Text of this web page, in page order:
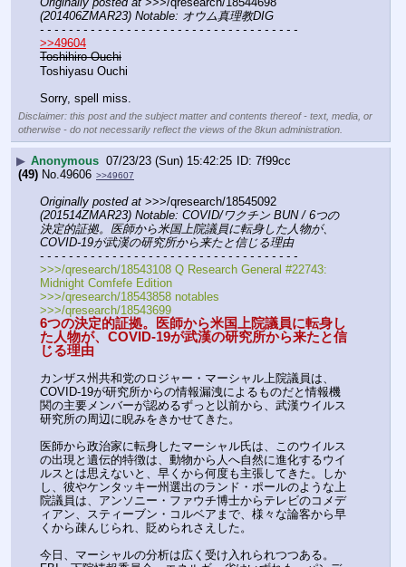
(201406ZMAR23) Notable: オウム真理教DIG
- - - - - - - - - - - - - - - - - - - - - - - - - - - - - - - - - - - -
>>49604
Toshihiro Ouchi
Toshiyasu Ouchi
Sorry, spell miss.
Disclaimer: this post and the subject matter and contents thereof - text, media, or
otherwise - do not necessarily reflect the views of the 8kun administration.
▶ Anonymous 07/23/23 (Sun) 15:42:25
7f99cc
(49) No.49606 >>49607
Originally posted at
(201514ZMAR23) Notable: COVID/ワクチン BUN / 6つの
決定的証拠。医師から米国上院議員に転身した人物が、
COVID-19が武漢の研究所から来たと信じる理由
- - - - - - - - - - - - - - - - - - - - - - - - - - - - - - - - - - - -
>>>/qresearch/18543108 Q Research General #22743:
Midnight Comfefe Edition
>>>/qresearch/18543858 notables
>>>/qresearch/18543699
6つの決定的証拠。医師から米国上院議員に転身し
た人物が、COVID-19が武漢の研究所から来たと信
じる理由
カンザス州共和党のロジャー・マーシャル上院議員は、
COVID-19が研究所からの情報漏洩によるものだと情報機
関の主要メンバーが認めるずっと以前から、武漢ウイルス
研究所の周辺に睨みをきかせてきた。
医師から政治家に転身したマーシャル氏は、このウイルス
の出現と遺伝的特徴は、動物から人へ自然に進化するウイ
ルスとは思えないと、早くから何度も主張してきた。しか
し、彼やケンタッキー州選出のランド・ポールのような上
院議員は、アンソニー・ファウチ博士からテレビのコメデ
ィアン、スティーブン・コルベアまで、様々な論客から早
くから疎んじられ、貶められさえした。
今日、マーシャルの分析は広く受け入れられつつある。